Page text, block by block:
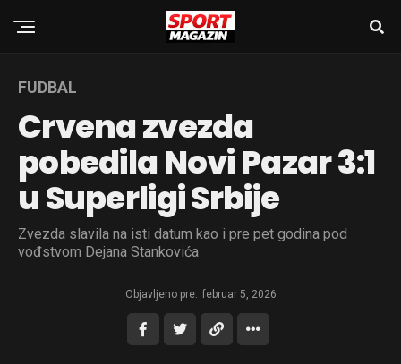
FUDBAL
Crvena zvezda
pobedila Novi Pazar 3:1
u Superligi Srbije
Zvezda slavila na isti datum kao i pre pet godina pod
vođstvom Dejana Stankovića
Objavljeno pre: februar 5, 2026